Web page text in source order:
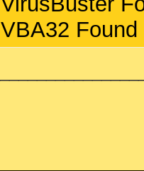
VBA32